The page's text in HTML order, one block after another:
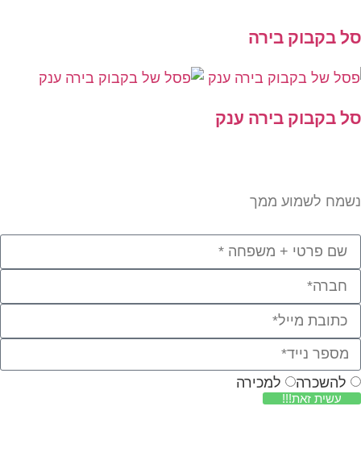
בקבוק בירה
בקבוק בירה ענק
לשמוע ממך
להשכרה למכירה
עשית זאת!!!